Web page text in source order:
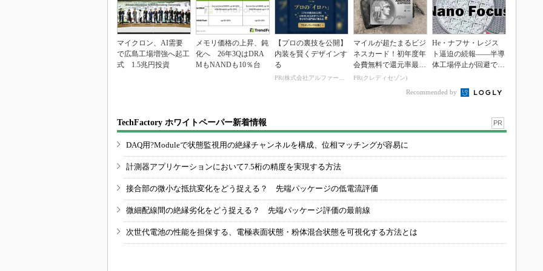
マイクロン、AI需要
で広島工場増強へ起工
式 1.5兆円投資
メモリ価格の上昇、鈍
化へ 26年3QはDRA
MもNANDも10％台
【プロの裏技を公開】
内装を賢くデザインす
る
PR(株式会社アルファーテクノ)
マイルが超たまるビジ
ネスカード！初年度年
会費無料で還元率最大
1.125%
PR(クレディセゾン)
He・ナフサ・レジス
ト逼迫の続報――半導
体工場停止が回避でき
Recommended by
TechFactory ホワイトペーパー新着情報 PR
DAQ用?Moduleで状態監視用の絶縁チャンネルを構成、位相マッチングが容易に
計測器アプリケーションにおいて7.5桁の精度を実現する方法
接合部の微小な抵抗変化をどう捉える？ 先端パッケージの低電流評価
微細配線間の絶縁劣化をどう捉える？ 先端パッケージ評価の最前線
次世代電池の性能を担保する、電極表面状態・粉体混合状態を可視化する方法とは